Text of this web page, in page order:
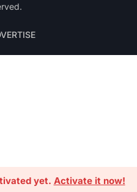
yet. Activate it now!